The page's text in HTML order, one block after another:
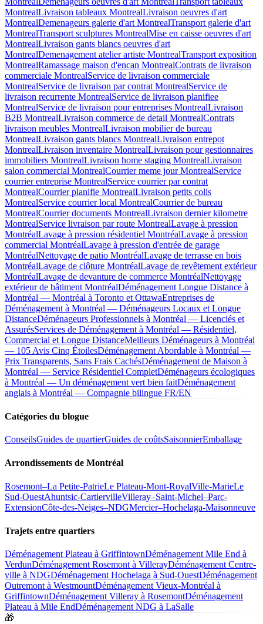
MontrealLivraison tableaux MontrealLivraison oeuvres d'art
MontrealDemenageurs galerie d'art MontrealTransport galerie d'art
MontrealTransport sculptures MontrealMise en caisse oeuvres d'art
MontrealLivraison gants blancs oeuvres d'art
MontrealDemenagement atelier artiste MontrealTransport exposition
MontrealRamassage maison d'encan MontrealContrats de livraison
commerciale MontrealService de livraison commerciale
MontrealService de livraison par contrat MontrealService de
livraison recurrente MontrealService de livraison planifiee
MontrealService de livraison pour entreprises MontrealLivraison
B2B MontrealLivraison commerce de detail MontrealContrats
livraison meubles MontrealLivraison mobilier de bureau
MontrealLivraison gants blancs MontrealLivraison entrepot
MontrealLivraison inventaire MontrealLivraison pour gestionnaires
immobiliers MontrealLivraison home staging MontrealLivraison
salon commercial MontrealCourrier meme jour MontrealService
courrier entreprise MontrealService courrier par contrat
MontrealCourrier planifie MontrealLivraison petits colis
MontrealService courrier local MontrealCourrier de bureau
MontrealCourrier documents MontrealLivraison dernier kilometre
MontrealService livraison par route MontrealLavage à pression
MontréalLavage à pression résidentiel MontréalLavage à pression
commercial MontréalLavage à pression d'entrée de garage
MontréalNettoyage de patio MontréalLavage de terrasse en bois
MontréalLavage de clôture MontréalLavage de revêtement extérieur
MontréalLavage de devanture de commerce MontréalNettoyage
extérieur de bâtiment MontréalDéménagement Longue Distance à
Montréal — Montréal à Toronto et OttawaEntreprises de
Déménagement à Montréal — Déménageurs Locaux et Longue
DistanceDéménageurs Professionnels à Montréal — Licenciés et
AssurésServices de Déménagement à Montréal — Résidentiel,
Commercial et Longue DistanceMeilleurs Déménageurs à Montréal
— 105 Avis Cinq ÉtoilesDéménagement Abordable à Montréal —
Prix Transparents, Sans Frais CachésDéménagement de Maison à
Montréal — Service Résidentiel CompletDéménageurs écologiques
à Montréal — Un déménagement vert bien faitDéménagement
anglais à Montréal — Compagnie bilingue FR/EN
Catégories du blogue
ConseilsGuides de quartierGuides de coûtsSaisonnierEmballage
Arrondissements de Montréal
Rosemont–La Petite-PatrieLe Plateau-Mont-RoyalVille-MarieLe
Sud-OuestAhuntsic-CartiervilleVilleray–Saint-Michel–Parc-
ExtensionCôte-des-Neiges–NDGMercier–Hochelaga-Maisonneuve
Trajets entre quartiers
Déménagement Plateau à GriffintownDéménagement Mile End à
VerdunDéménagement Rosemont à VillerayDéménagement Centre-
ville à NDGDéménagement Hochelaga à Sud-OuestDéménagement
Outremont à WestmountDéménagement Vieux-Montréal à
GriffintownDéménagement Villeray à RosemontDéménagement
Plateau à Mile EndDéménagement NDG à LaSalle
🎁